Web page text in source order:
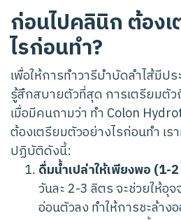
ก่อนไปคลินิก ต้อง
ไรก่อนทำ?
เพื่อให้การทำวารีบำบัดลำไส้มี
รู้สึกสบายตัวที่สุด การเตรียมตั
เมื่อมีคนถามว่า ทำ Colon
ต้องเตรียมตัวอย่างไรก่อนทำ เร
ปฏิบัติดังนี้:
ดื่มน้ำเปล่าให้เพียงพอ (1-
วันละ 2-3 ลิตร จะช่วยให้อุ
อ่อนตัวลง ทำให้การชะล้าง